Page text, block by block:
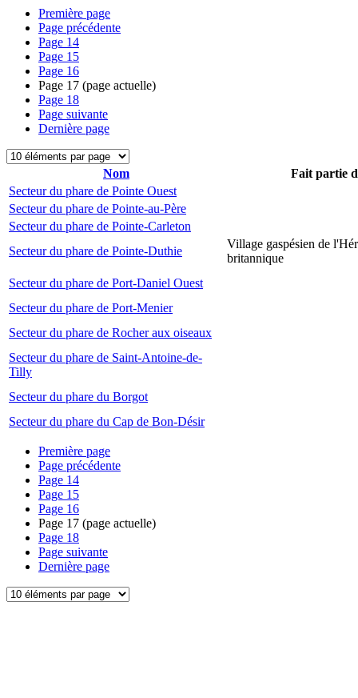
Première page
Page précédente
Page 14
Page 15
Page 16
Page 17 (page actuelle)
Page 18
Page suivante
Dernière page
Nom
Fait partie
Secteur du phare de Pointe Ouest
Secteur du phare de Pointe-au-Père
Secteur du phare de Pointe-Carleton
Secteur du phare de Pointe-Duthie
Village gaspésien de
britannique
Secteur du phare de Port-Daniel Ouest
Secteur du phare de Port-Menier
Secteur du phare de Rocher aux oiseaux
Secteur du phare de Saint-Antoine-de-
Tilly
Secteur du phare du Borgot
Secteur du phare du Cap de Bon-Désir
Première page
Page précédente
Page 14
Page 15
Page 16
Page 17 (page actuelle)
Page 18
Page suivante
Dernière page